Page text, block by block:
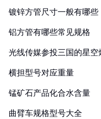
镀锌方管尺寸一般有哪些
铝方管有哪些常见规格
光线传媒参投三国的星空
横担型号对应重量
锰矿石产品化合水含量
曲臂车规格型号大全